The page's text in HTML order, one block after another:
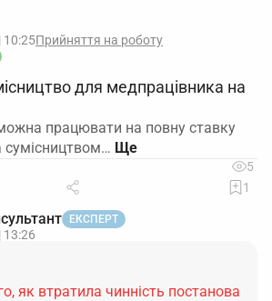
10:25Прийняття на роботу
для медпрацівника на
працювати на повну ставку
сумісництвом…
5
1
ЕКСПЕРТ
13:26
як втратила чинність постанова